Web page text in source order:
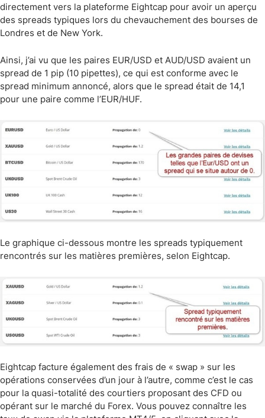
directement vers la plateforme Eightcap pour avoir un aperçu
des spreads typiques lors du chevauchement des bourses de
Londres et de New York.
Ainsi, j’ai vu que les paires EUR/USD et AUD/USD avaient un
spread de 1 pip (10 pipettes), ce qui est conforme avec le
spread minimum annoncé, alors que le spread était de 14,1
pour une paire comme l’EUR/HUF.
Le graphique ci-dessous montre les spreads typiquement
rencontrés sur les matières premières, selon Eightcap.
Eightcap facture également des frais de « swap » sur les
opérations conservées d’un jour à l’autre, comme c’est le cas
pour la quasi-totalité des courtiers proposant des CFD ou
opérant sur le marché du Forex. Vous pouvez connaître les